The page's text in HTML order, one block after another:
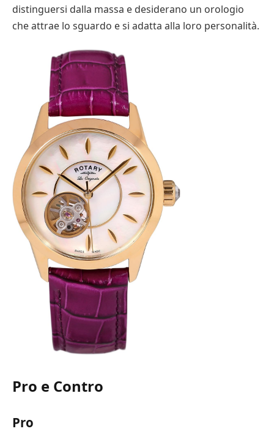
distinguersi dalla massa e desiderano un orologio
che attrae lo sguardo e si adatta alla loro personalità.
Pro e Contro
Pro